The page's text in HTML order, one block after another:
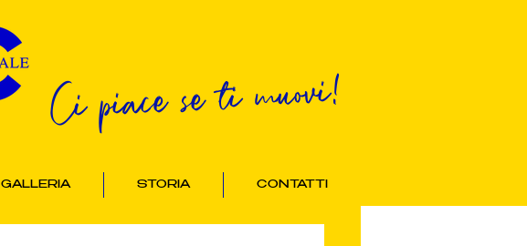
Ci piace se ti muovi!
GALLERIA STORIA CONTATTI